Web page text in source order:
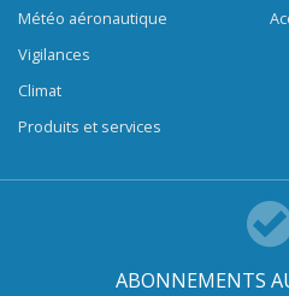
Météo aéronautique
Vigilances
Climat
Produits et services
ABONNEMENTS